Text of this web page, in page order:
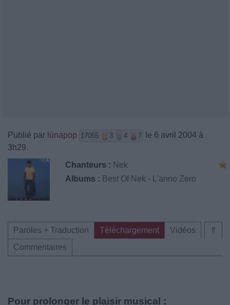
Publié par lùnapop 17055 3 4 7
le 6 avril 2004 à
3h29.
Chanteurs : Nek
Albums : Best Of Nek - L'anno Zero
⇑
Paroles + Traduction Téléchargement
Vidéos
Commentaires
Pour prolonger le plaisir musical :